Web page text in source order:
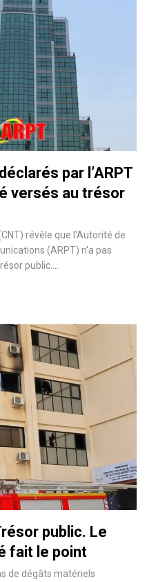
par l’ARPT
versés au trésor
révèle que l'Autorité de
(ARPT) n'a pas
public.…
public. Le
fait le point
de dégâts matériels